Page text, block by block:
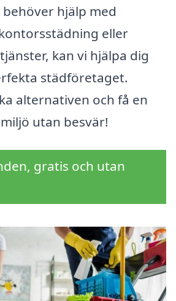
hjälp med
eller
kan vi hjälpa dig
städföretaget.
alternativen och få en
utan besvär!
gratis och utan